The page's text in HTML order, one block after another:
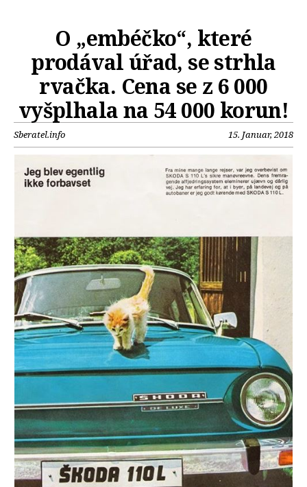
O „embéčko“, které
prodával úřad, se strhla
rvačka. Cena se z 6 000
vyšplhala na 54 000 korun!
Sberatel.info 15. Januar, 2018